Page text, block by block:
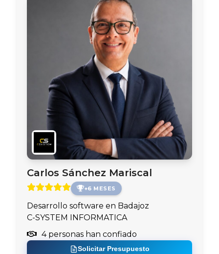
Carlos Sánchez Mariscal
+6 MESES
Desarrollo software en Badajoz
C-SYSTEM INFORMATICA
4 personas han confiado
Solicitar Presupuesto